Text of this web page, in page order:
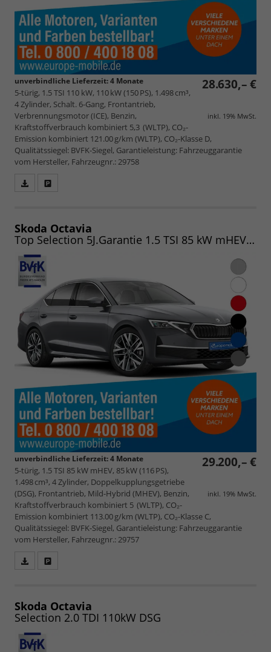
28.630,– €
inkl. 19% MwSt.
unverbindliche Lieferzeit:4 Monate
5-türig, 1.5 TSI 110 kW, 110 kW (150 PS), 1.498 cm³,
4 Zylinder, Schalt. 6-Gang, Frontantrieb,
Verbrennungsmotor (ICE), Benzin,
Kraftstoffverbrauch kombiniert 5,3 (WLTP), CO₂-
Emission kombiniert 121.00 g/km (WLTP), CO₂-Klasse D,
Qualitätssiegel: BVFK-Siegel, Garantieleistung: Fahrzeuggarantie
vom Hersteller, Fahrzeugnr.: 29758
speichern/drucken
Skoda Octavia
Top Selection 5J.Garantie 1.5 TSI 85 kW mHEV DSG
29.200,– €
inkl. 19% MwSt.
unverbindliche Lieferzeit:4 Monate
5-türig, 1.5 TSI 85 kW mHEV, 85 kW (116 PS),
1.498 cm³, 4 Zylinder, Doppelkupplungsgetriebe
(DSG), Frontantrieb, Mild-Hybrid (MHEV), Benzin,
Kraftstoffverbrauch kombiniert 5 (WLTP), CO₂-
Emission kombiniert 113.00 g/km (WLTP), CO₂-Klasse C,
Qualitätssiegel: BVFK-Siegel, Garantieleistung: Fahrzeuggarantie
vom Hersteller, Fahrzeugnr.: 29757
speichern/drucken
Skoda Octavia
Selection 2.0 TDI 110kW DSG